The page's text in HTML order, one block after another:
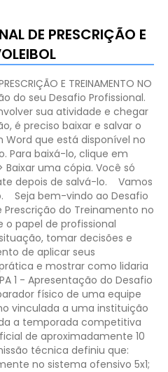
DE PRESCRIÇÃO E
E TREINAMENTO NO
do seu Desafio Profissional.
sua atividade e chegar
é preciso baixar e salvar o
Word que está disponível no
Para baixá-lo, clique em
Baixar uma cópia. Você só
depois de salvá-lo.
Vamos
Seja bem-vindo ao Desafio
Prescrição do Treinamento no
o papel de profissional
tomar decisões e
de aplicar seus
e mostrar como lidaria
1 - Apresentação do Desafio
físico de uma equipe
vinculada a uma instituição
a temporada competitiva
de aproximadamente 10
técnica definiu que:
no sistema ofensivo 5x1;